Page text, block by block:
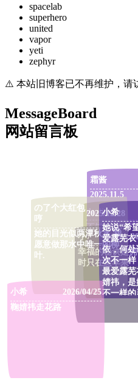
spacelab
superhero
united
vapor
yeti
zephyr
⚠️ 本站旧博客已不再维护，请
MessageBoard
网站留言板
deali
不错
霜酱
2025.11.5
小7
幸福的秘诀是
时只在意苹果
の了个大红包
哼
2025/12/28
她的目光似两潭秋水 我
愿意做那水中唯一的柳
叶.
小希
她说“希
爱露芜
依，何
次不一
最爱露
婧祎，
不一样
活，那
刻，鞠
衣灵魂
这个角
留下那
她”。露
的爱和
血肉，再
小希
2026/04/25
鞠婧祎走花路